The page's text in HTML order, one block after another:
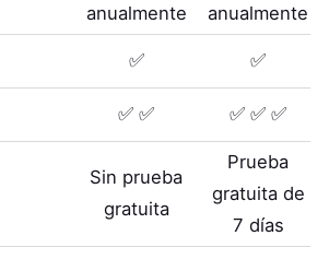
anualmente
anualmente
✅ ✅
✅ ✅ ✅ ✅ ✅
Sin prueba
gratuita
Prueba
gratuita de
7 días